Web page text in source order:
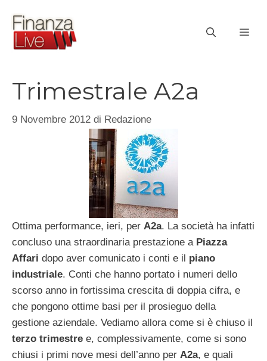
contenuto
Trimestrale A2a
9 Novembre 2012 di Redazione
Ottima performance, ieri, per A2a. La società ha infatti
concluso una straordinaria prestazione a Piazza
Affari dopo aver comunicato i conti e il piano
industriale. Conti che hanno portato i numeri dello
scorso anno in fortissima crescita di doppia cifra, e
che pongono ottime basi per il prosieguo della
gestione aziendale. Vediamo allora come si è chiuso il
terzo trimestre e, complessivamente, come si sono
chiusi i primi nove mesi dell’anno per A2a, e quali